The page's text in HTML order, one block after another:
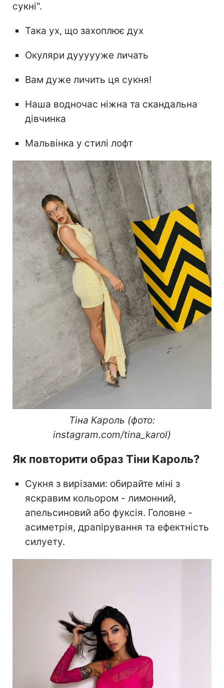
сукні".
Така ух, що захоплює дух
Окуляри дуууууже личать
Вам дуже личить ця сукня!
Наша водночас ніжна та скандальна
дівчинка
Мальвінка у стилі лофт
Тіна Кароль (фото:
instagram.com/tina_karol)
Як повторити образ Тіни Кароль?
Сукня з вирізами: обирайте міні з
яскравим кольором - лимонний,
апельсиновий або фуксія. Головне -
асиметрія, драпірування та ефектність
силуету.